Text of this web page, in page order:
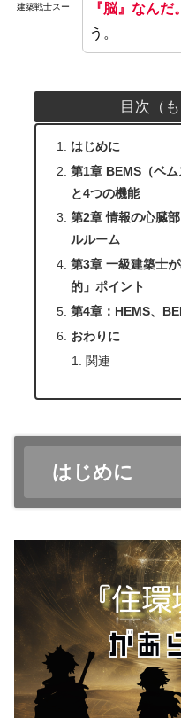
建築戦士スー
『脳』なんだ。
う。
目次（も
はじめに
第1章 BEMS（ベ
と4つの機能
第2章 情報の心臓
ルルーム
第3章 一級建築士
的」ポイント
第4章：HEMS、
おわりに
関連
はじめに